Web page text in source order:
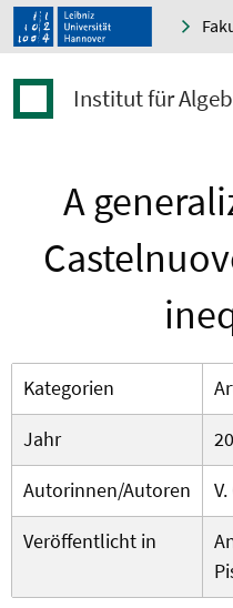
Institut für
A
Kategorien
Jahr
Autorinnen/Autoren
Veröffentlicht in